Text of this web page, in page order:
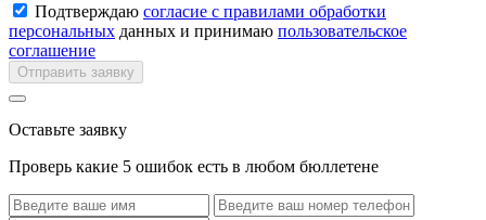
Подтверждаю согласие с правилами обработки
персональных данных и принимаю пользовательское
соглашение
Отправить заявку
Оставьте заявку
Проверь какие 5 ошибок есть в любом бюллетене